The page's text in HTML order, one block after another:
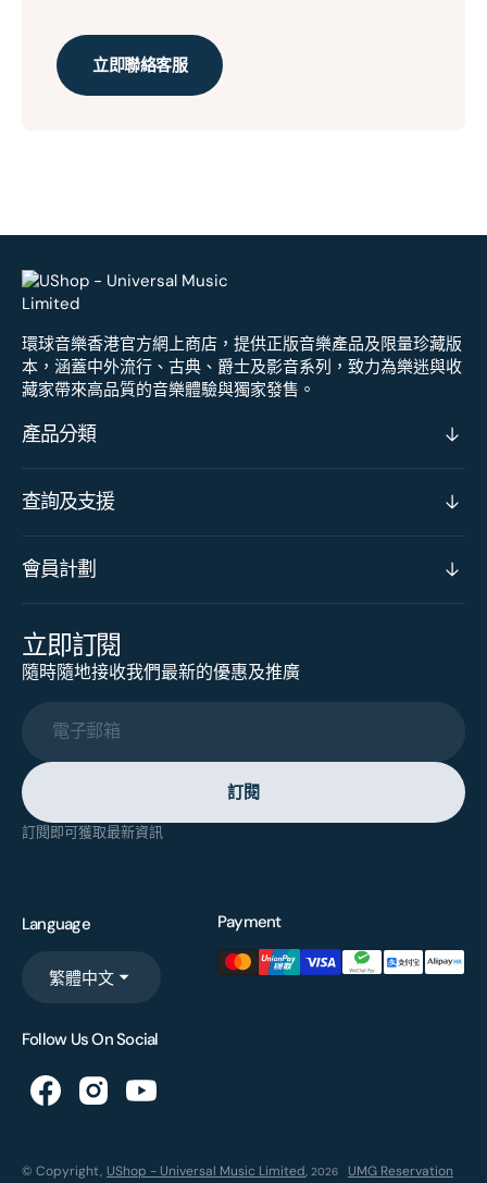
立即聯絡客服
環球音樂香港官方網上商店，提供正版音樂產品及限量珍藏版
本，涵蓋中外流行、古典、爵士及影音系列，致力為樂迷與收
藏家帶來高品質的音樂體驗與獨家發售。
產品分類
查詢及支援
會員計劃
立即訂閱
隨時隨地接收我們最新的優惠及推廣
電子郵箱
訂閱
訂閱即可獲取最新資訊
Language
繁體中文
Payment
Follow Us On Social
© Copyright, UShop - Universal Music Limited, 2026 UMG Reservation